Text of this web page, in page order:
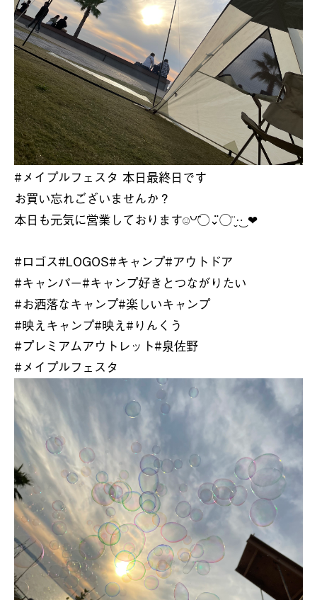
#メイプルフェスタ 本日最終日です
お買い忘れございませんか？
本日も元気に営業しております☺︎꒡̈⃝⌄̈⃝¨̮‪·͜· ❤︎
#ロゴス#LOGOS#キャンプ#アウトドア
#キャンパー#キャンプ好きとつながりたい
#お洒落なキャンプ#楽しいキャンプ
#映えキャンプ#映え#りんくう
#プレミアムアウトレット#泉佐野
#メイプルフェスタ